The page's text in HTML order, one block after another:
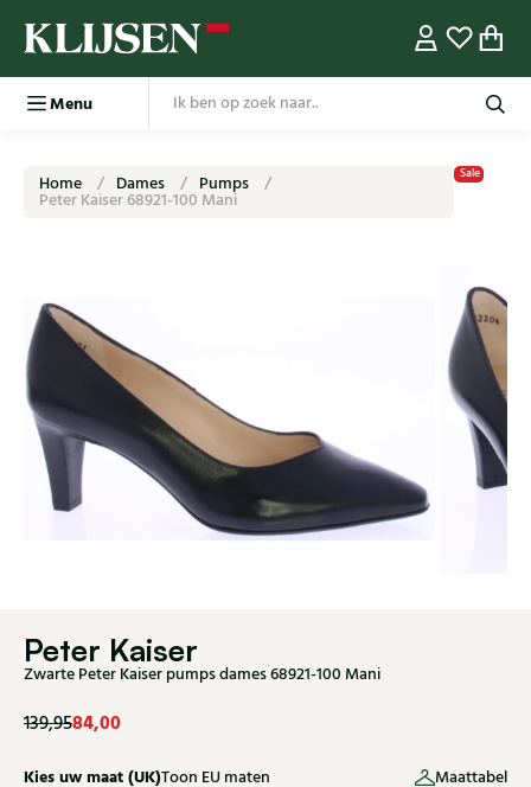
Menu
Home Dames Pumps
Peter Kaiser 68921-100 Mani
Sale
Peter Kaiser
Zwarte Peter Kaiser pumps dames 68921-100 Mani
139,9584,00
Kies uw maat (UK)Toon EU maten Maattabel